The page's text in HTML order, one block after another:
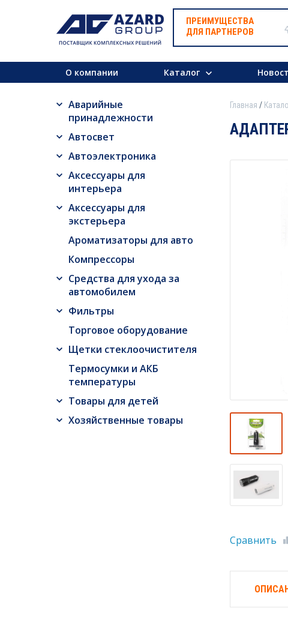
ПРЕИМУЩЕСТВА
ДЛЯ ПАРТНЕРОВ
О компании Каталог
Аварийные
принадлежности
Автосвет
Автоэлектроника
Аксессуары для
интерьера
Аксессуары для
экстерьера
Ароматизаторы для авто
Компрессоры
Средства для ухода за
автомобилем
Фильтры
Торговое оборудование
Щетки стеклоочистителя
Термосумки и АКБ
температуры
Товары для детей
Хозяйственные товары
Главная
Сравнить